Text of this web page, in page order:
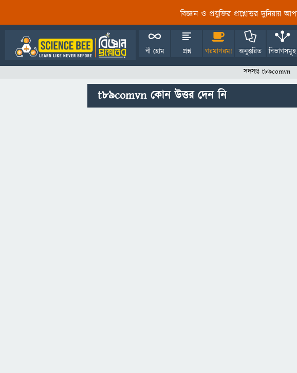
বিজ্ঞান ও প্রযুক্তির প্রশ্নোত্তর দুনিয়ায়
বী হোম প্রশ্ন গরমাগরম! অনুত্তরিত বিভাগসমূহ
সদস্যঃ t89comvn
t89comvn কোন উত্তর দেন নি